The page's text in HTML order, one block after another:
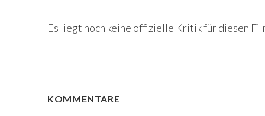
Es liegt noch keine offizielle Kritik für diesen
KOMMENTARE